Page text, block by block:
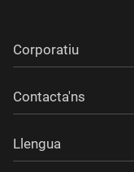
Corporatiu
Contacta'ns
Llengua